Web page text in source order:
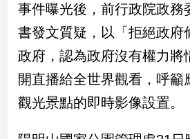
點
民
調
國
會
點
事件曝光後，前行政院政務
書發文質疑，以「拒絕政府
政府，認為政府沒有權力將
開直播給全世界觀看，呼籲
觀光景點的即時影像設置。